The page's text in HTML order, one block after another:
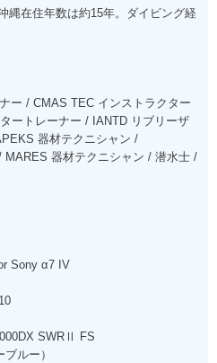
縄在住年数は約15年。ダイビング経
ー / CMAS TEC インストラクター
ートレーナー / IANTD リブリーザ
器材テクニシャン /
MARES 器材テクニシャン / 潜水士 /
Sony α7 IV
SWRⅡ FS
ルー）